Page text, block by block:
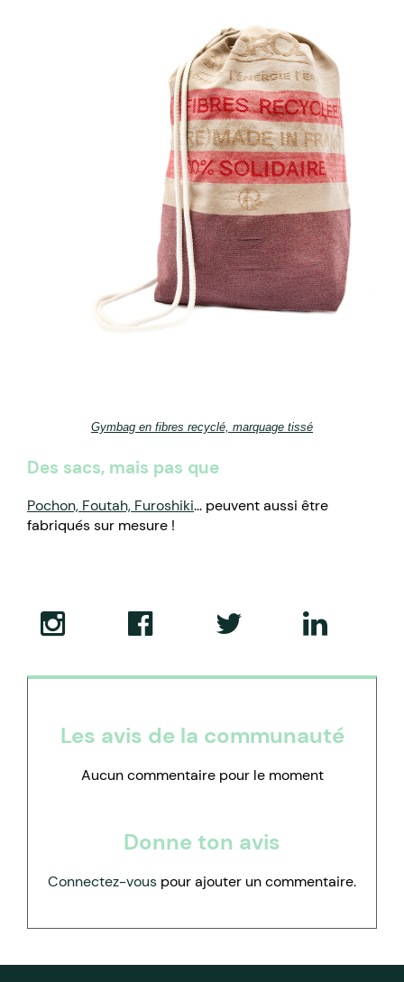
Gymbag en fibres recyclé, marquage tissé
Des sacs, mais pas que
Pochon, Foutah, Furoshiki... peuvent aussi être
fabriqués sur mesure !
Les avis de la communauté
Aucun commentaire pour le moment
Donne ton avis
Connectez-vous pour ajouter un commentaire.